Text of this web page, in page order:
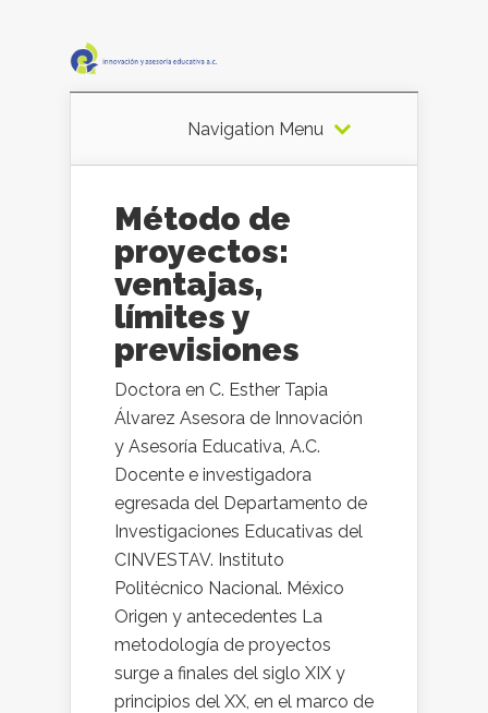
Navigation Menu
Método de
proyectos:
ventajas,
límites y
previsiones
Doctora en C. Esther Tapia
Álvarez Asesora de Innovación
y Asesoría Educativa, A.C.
Docente e investigadora
egresada del Departamento de
Investigaciones Educativas del
CINVESTAV. Instituto
Politécnico Nacional. México
Origen y antecedentes La
metodología de proyectos
surge a finales del siglo XIX y
principios del XX, en el marco de